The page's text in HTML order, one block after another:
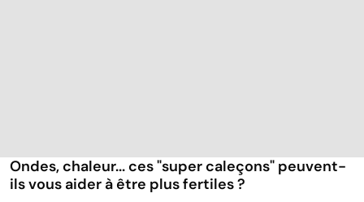
Ondes, chaleur... ces "super caleçons" peuvent-
ils vous aider à être plus fertiles ?